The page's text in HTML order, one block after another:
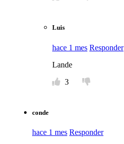
Luis
hace 1 mes Responder
Lande
3
conde
hace 1 mes Responder